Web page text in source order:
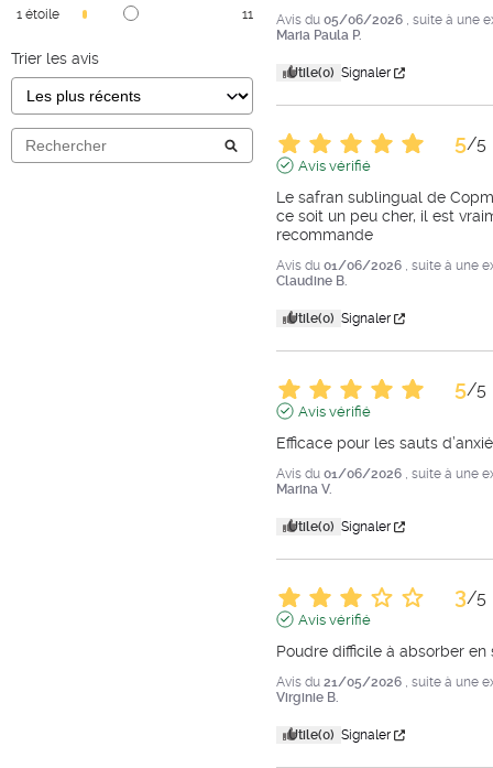
1 étoile 11
Trier les avis
Avis du 05/06/2026 , suite à une
Maria Paula P.
Utile(0) Signaler
5/5
Avis vérifié
Le safran sublingual de
ce soit un peu cher, il est
recommande
Avis du 01/06/2026 , suite à une
Claudine B.
Utile(0) Signaler
5/5
Avis vérifié
Efficace pour les sauts
Avis du 01/06/2026 , suite à une
Marina V.
Utile(0) Signaler
3/5
Avis vérifié
Poudre difficile à absorber en
Avis du 21/05/2026 , suite à une
Virginie B.
Utile(0) Signaler